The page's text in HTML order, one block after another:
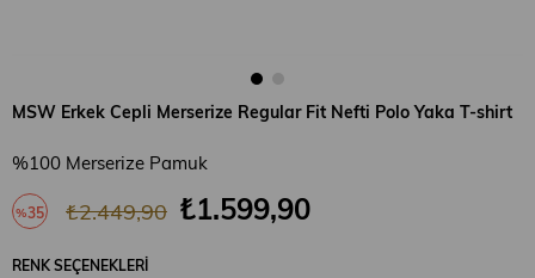
MSW Erkek Cepli Merserize Regular Fit Nefti Polo Yaka T-shirt
%100 Merserize Pamuk
%35 ₺2.449,90 ₺1.599,90
RENK SEÇENEKLERI